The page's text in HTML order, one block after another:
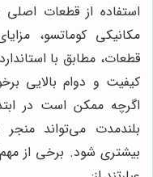
استفاده از قطعات اصلی
مکانیکی کوماتسو،
قطعات، مطابق با
کیفیت و دوام بالایی
اگرچه ممکن است در
بلندمدت می‌تواند
بیشتری شود. برخی از